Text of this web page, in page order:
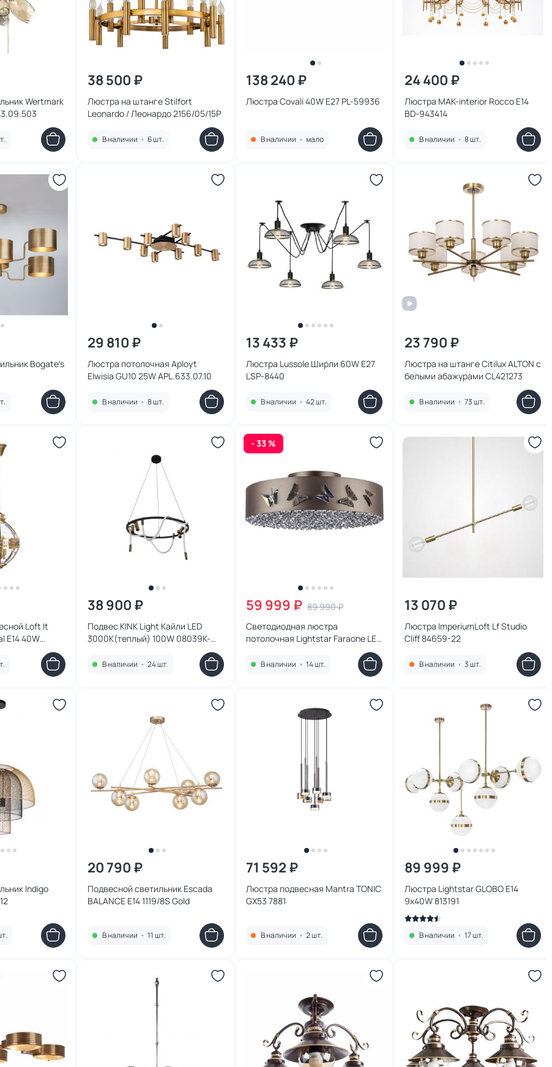
Wertmark
38 500 ₽
Люстра на штанге Stilfort
Leonardo / Леонардо 2156/05/15P
В наличии • 6 шт.
138 240 ₽
Люстра Covali 40W E27 PL-59936
В наличии • мало
24 400 ₽
Люстра MAK-interior Rocco E14
BD-943414
В наличии • 8 шт.
Bogate's
29 810 ₽
Люстра потолочная Aployt
Elwisia GU10 25W APL.633.07.10
В наличии • 8 шт.
13 433 ₽
Люстра Lussole Ширли 60W E27
LSP-8440
В наличии • 42 шт.
23 790 ₽
Люстра на штанге Citilux ALTON с
белыми абажурами CL421273
В наличии • 73 шт.
Loft It
E14 40W
38 900 ₽
Подвес KINK Light Кайли LED
3000K(теплый) 100W 08039K-
В наличии • 24 шт.
- 33 %
59 999 ₽ 89 990 ₽
Светодиодная люстра
потолочная Lightstar Faraone LED
В наличии • 14 шт.
13 070 ₽
Люстра ImperiumLoft Lf Studio
Cliff 84659-22
В наличии • 3 шт.
Indigo
20 790 ₽
Подвесной светильник Escada
BALANCE E14 1119/8S Gold
В наличии • 11 шт.
71 592 ₽
Люстра подвеcная Mantra TONIC
GX53 7881
В наличии • 2 шт.
89 999 ₽
Люстра Lightstar GLOBO E14
9х40W 813191
В наличии • 17 шт.